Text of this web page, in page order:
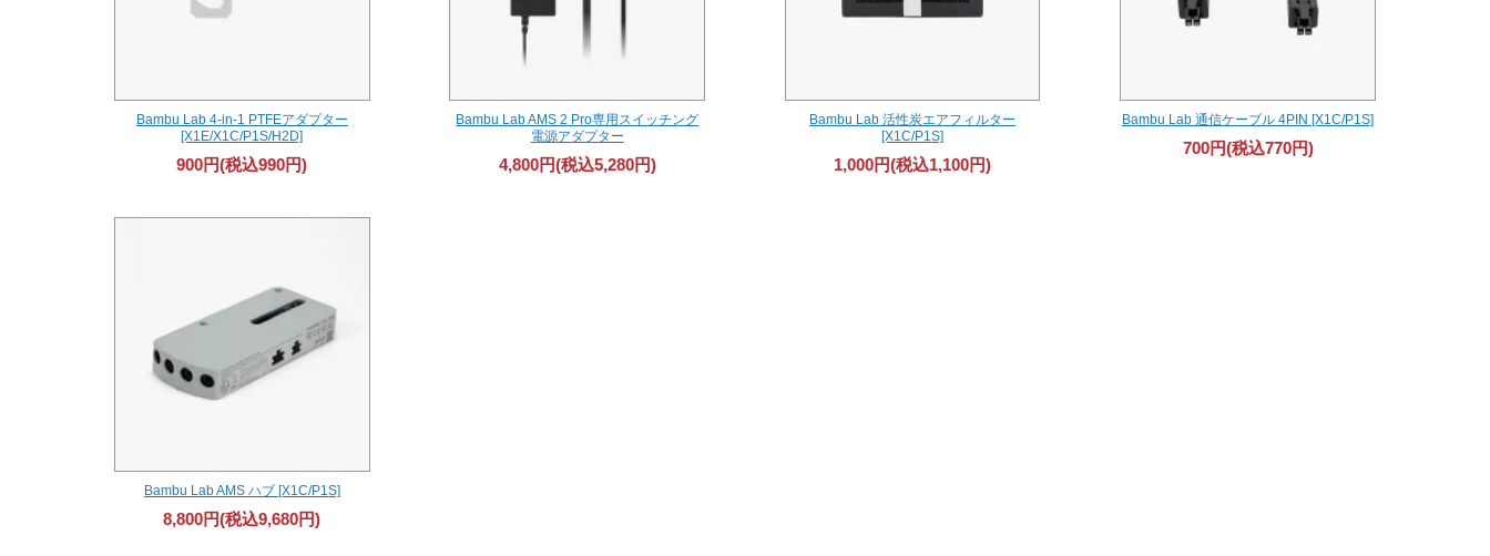
Bambu Lab 4-in-1 PTFEアダプター
[X1E/X1C/P1S/H2D]
900円(税込990円)
Bambu Lab AMS 2 Pro専用スイッチング
電源アダプター
4,800円(税込5,280円)
Bambu Lab 活性炭エアフィルター
[X1C/P1S]
1,000円(税込1,100円)
Bambu Lab 通信ケーブル 4PIN [X1C/P1S]
700円(税込770円)
Bambu Lab AMS ハブ [X1C/P1S]
8,800円(税込9,680円)